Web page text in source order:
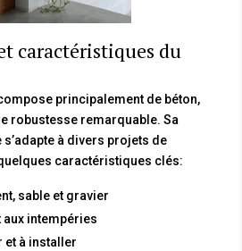
caractéristiques du
principalement de béton,
robustesse remarquable. Sa
à divers projets de
caractéristiques clés:
sable et gravier
aux intempéries
et à installer